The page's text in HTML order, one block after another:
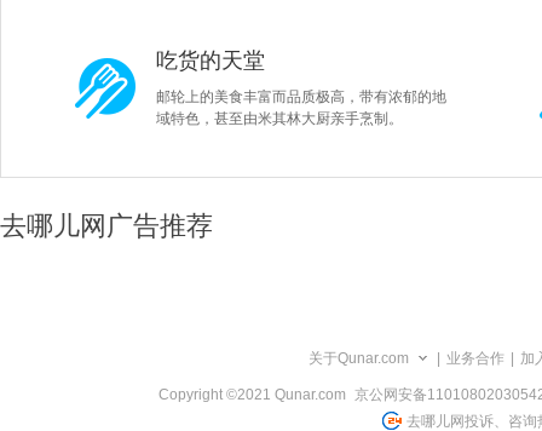
吃货的天堂
邮轮上的美食丰富而品质极高，带有浓郁的地
域特色，甚至由米其林大厨亲手烹制。
去哪儿网广告推荐
关于Qunar.com 业务合作 加
Copyright ©2021 Qunar.com 京公网安备
去哪儿网投诉、咨